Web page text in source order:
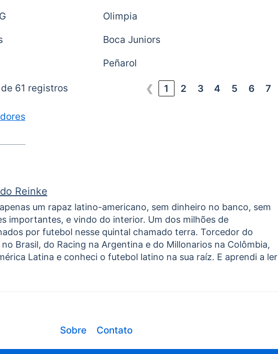
Olimpia
Boca Juniors
Peñarol
61 registros ❮ 1 2 3 4 5 6 7
Reinke
um rapaz latino-americano, sem dinheiro no banco, sem
importantes, e vindo do interior. Um dos milhões de
por futebol nesse quintal chamado terra. Torcedor do
no Brasil, do Racing na Argentina e do Millonarios na Colômbia,
Latina e conheci o futebol latino na sua raíz. E aprendi a ler
Sobre Contato